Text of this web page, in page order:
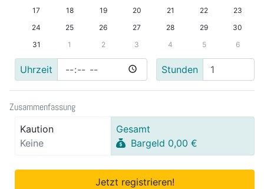
17
18 19 20 21 22
23
24
25 26 27 28 29
30
31
1 2 3 4 5 6
Uhrzeit Stunden
Zusammenfassung
Kaution
Keine
Gesamt
Bargeld 0,00 €
Jetzt registrieren!